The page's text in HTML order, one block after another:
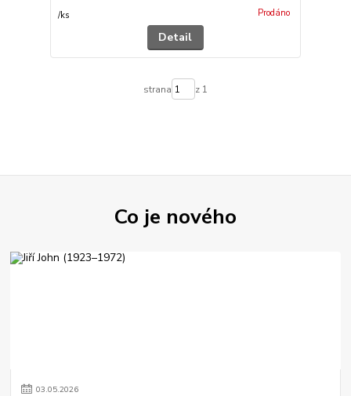
/ks Prodáno
Detail
strana z 1
Co je nového
03.05.2026